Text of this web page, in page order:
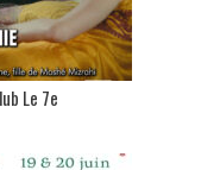
Le 7e